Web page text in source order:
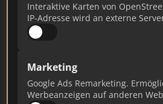
Interaktive Karten von
IP-Adresse wird an externe
Marketing
Google Ads Remarketing.
Werbeanzeigen auf anderen
# MAKLER / FIRMA